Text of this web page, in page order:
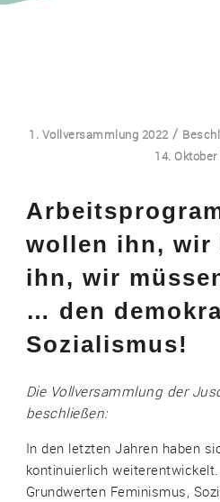
1. Vollversammlung 2022 /
14.
wollen ihn, wir
ihn, wir
… den
Sozialismus!
Die Vollversammlung der
beschließen:
In den letzten Jahren haben
kontinuierlich
Grundwerten Feminismus,